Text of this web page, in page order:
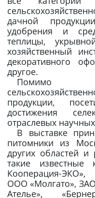
дачной
удобрения и
теплицы,
хозяйственный
декоративного
другое.
Помимо
продукции,
достижения
отраслевых
В выставке
питомники из
других областей и
такие
Кооперация-
ООО «Молгато»,
Ателье»,